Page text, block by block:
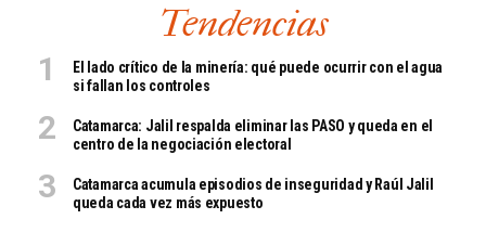
Tendencias
El lado crítico de la minería: qué puede ocurrir con el agua
si fallan los controles
Catamarca: Jalil respalda eliminar las PASO y queda en el
centro de la negociación electoral
Catamarca acumula episodios de inseguridad y Raúl Jalil
queda cada vez más expuesto